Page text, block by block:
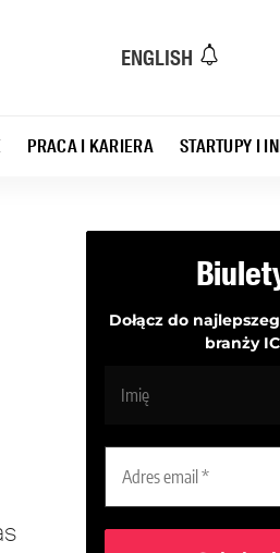
ENGLISH
PRACA I KARIERA STARTUPY I
Dołącz do
branży